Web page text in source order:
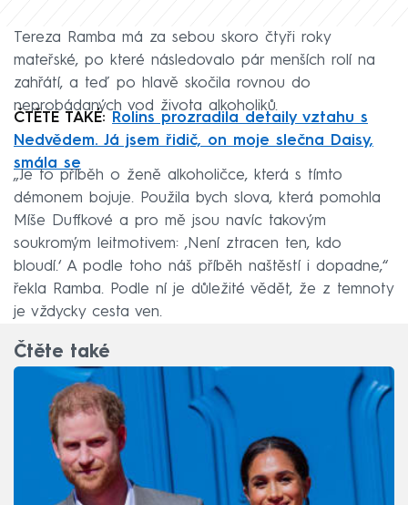
Tereza Ramba má za sebou skoro čtyři roky
mateřské, po které následovalo pár menších rolí na
zahřátí, a teď po hlavě skočila rovnou do
neprobádaných vod života alkoholiků.
ČTĚTE TAKÉ:
Rolins prozradila detaily vztahu s
Nedvědem. Já jsem řidič, on moje slečna Daisy,
smála se
„Je to příběh o ženě alkoholičce, která s tímto
démonem bojuje. Použila bych slova, která pomohla
Míše Duffkové a pro mě jsou navíc takovým
soukromým leitmotivem: ,Není ztracen ten, kdo
bloudí.‘ A podle toho náš příběh naštěstí i dopadne,“
řekla Ramba. Podle ní je důležité vědět, že z temnoty
je vždycky cesta ven.
Čtěte také